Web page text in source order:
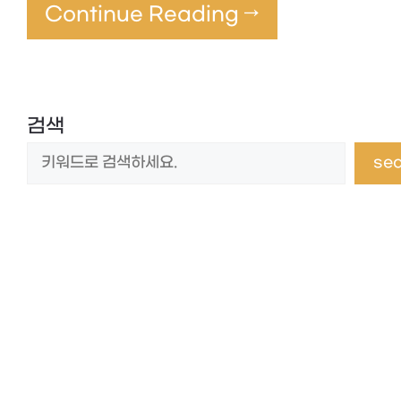
Continue Reading →
검색